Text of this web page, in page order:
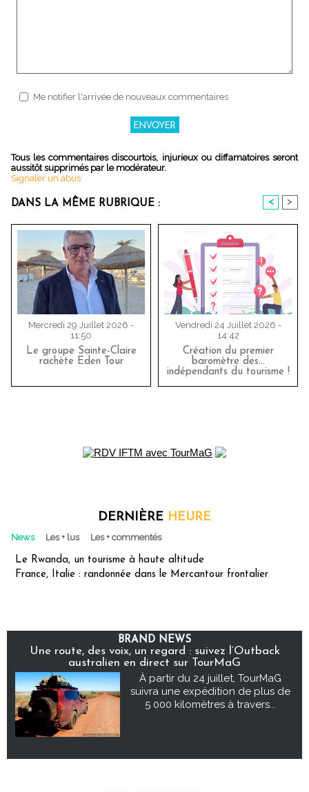
Me notifier l'arrivée de nouveaux commentaires
Tous les commentaires discourtois, injurieux ou diffamatoires seront
aussitôt supprimés par le modérateur.
Signaler un abus
DANS LA MÊME RUBRIQUE : < >
Mercredi 29 Juillet 2026 -
11:50
Le groupe Sainte-Claire
rachète Eden Tour
Vendredi 24 Juillet 2026 -
14:42
Création du premier
baromètre des…
indépendants du tourisme !
DERNIÈRE HEURE
News Les + lus Les + commentés
Le Rwanda, un tourisme à haute altitude
France, Italie : randonnée dans le Mercantour frontalier
BRAND NEWS
Une route, des voix, un regard : suivez l’Outback
australien en direct sur TourMaG
À partir du 24 juillet, TourMaG
suivra une expédition de plus de
5 000 kilomètres à travers...